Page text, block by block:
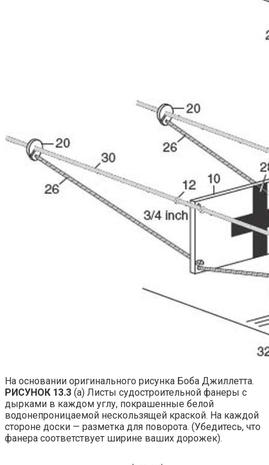
На основании оригинального рисунка Боба Джиллетта.
РИСУНОК 13.3 (а) Листы судостроительной фанеры с
дырками в каждом углу, покрашенные белой
водонепроницаемой нескользящей краской. На каждой
стороне доски — разметка для поворота. (Убедитесь, что
фанера соответствует ширине ваших дорожек).